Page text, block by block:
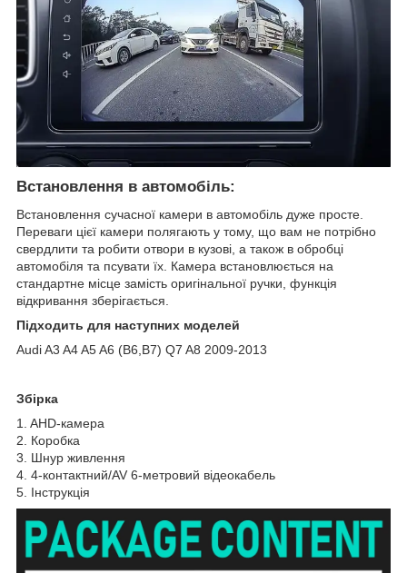
Встановлення в автомобіль:
Встановлення сучасної камери в автомобіль дуже просте.
Переваги цієї камери полягають у тому, що вам не потрібно
свердлити та робити отвори в кузові, а також в обробці
автомобіля та псувати їх. Камера встановлюється на
стандартне місце замість оригінальної ручки, функція
відкривання зберігається.
Підходить для наступних моделей
Audi A3 A4 A5 A6 (B6,B7) Q7 A8 2009-2013
Збірка
1. AHD-камера
2. Коробка
3. Шнур живлення
4. 4-контактний/AV 6-метровий відеокабель
5. Інструкція